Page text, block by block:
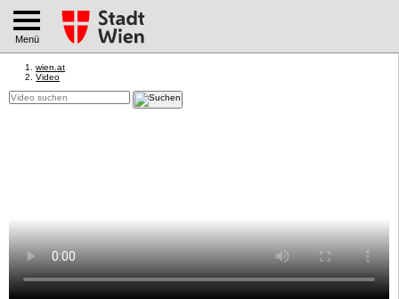
Menü
wien.at
Video